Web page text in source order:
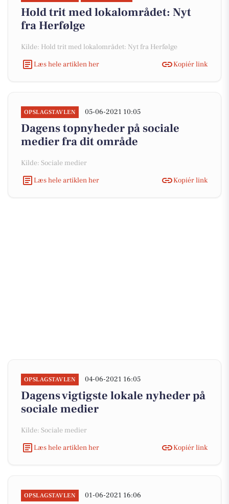
Hold trit med lokalområdet: Nyt
fra Herfølge
Kilde: Hold trit med lokalområdet: Nyt fra Herfølge
Læs hele artiklen her
Kopiér link
OPSLAGSTAVLEN 05-06-2021 10:05
Dagens topnyheder på sociale
medier fra dit område
Kilde: Sociale medier
Læs hele artiklen her
Kopiér link
OPSLAGSTAVLEN 04-06-2021 16:05
Dagens vigtigste lokale nyheder på
sociale medier
Kilde: Sociale medier
Læs hele artiklen her
Kopiér link
OPSLAGSTAVLEN 01-06-2021 16:06